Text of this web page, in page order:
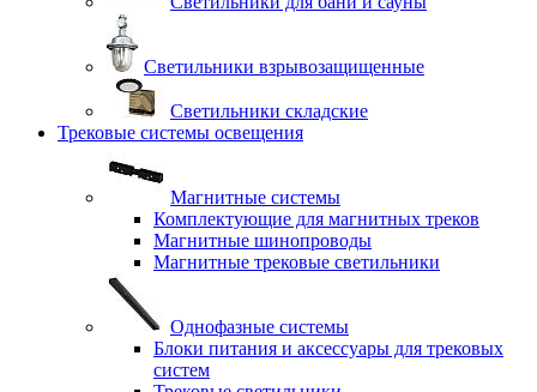
Светильники взрывозащищенные
Светильники складские
Трековые системы освещения
Магнитные системы
Комплектующие для магнитных треков
Магнитные шинопроводы
Магнитные трековые светильники
Однофазные системы
Блоки питания и аксессуары для трековых
систем